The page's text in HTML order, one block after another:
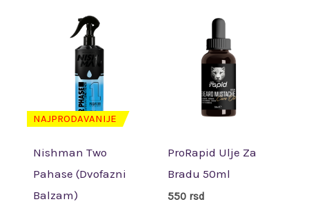
NAJPRODAVANIJE
Nishman Two
Pahase (Dvofazni
Balzam)
ProRapid Ulje Za
Bradu 50ml
550 rsd